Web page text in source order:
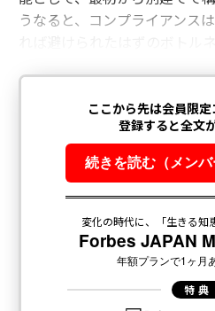
うなると、コンプライアンス